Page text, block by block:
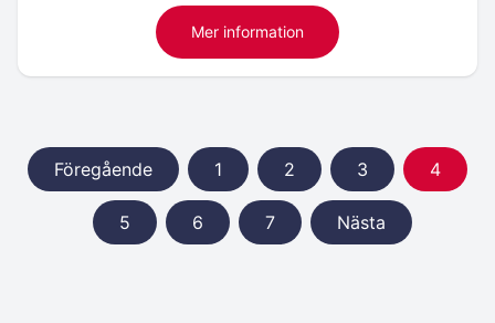
Mer information
Föregående 1 2 3 4
5 6 7 Nästa